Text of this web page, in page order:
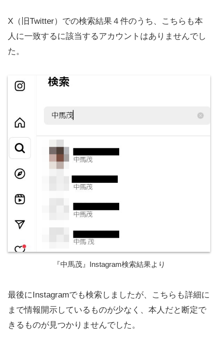
X（旧Twitter）での検索結果４件のうち、こちらも本
人に一致するに該当するアカウントはありませんでし
た。
『中馬茂』Instagram検索結果より
最後にInstagramでも検索しましたが、こちらも詳細に
まで情報開示しているものが少なく、本人だと断定で
きるものが見つかりませんでした。